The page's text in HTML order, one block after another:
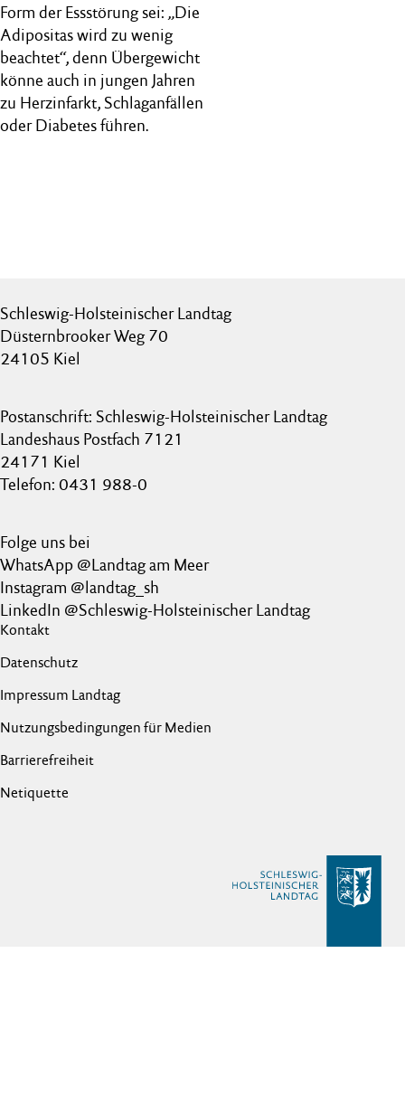
Form der Essstörung sei: „Die
Adipositas wird zu wenig
beachtet“, denn Übergewicht
könne auch in jungen Jahren
zu Herzinfarkt, Schlaganfällen
oder Diabetes führen.
Schleswig-Holsteinischer Landtag
Düsternbrooker Weg 70
24105 Kiel
Postanschrift: Schleswig-Holsteinischer Landtag
Landeshaus Postfach 7121
24171 Kiel
Telefon: 0431 988-0
Folge uns bei
WhatsApp @Landtag am Meer
Instagram @landtag_sh
LinkedIn @Schleswig-Holsteinischer Landtag
Kontakt
Datenschutz
Impressum Landtag
Nutzungsbedingungen für Medien
Barrierefreiheit
Netiquette